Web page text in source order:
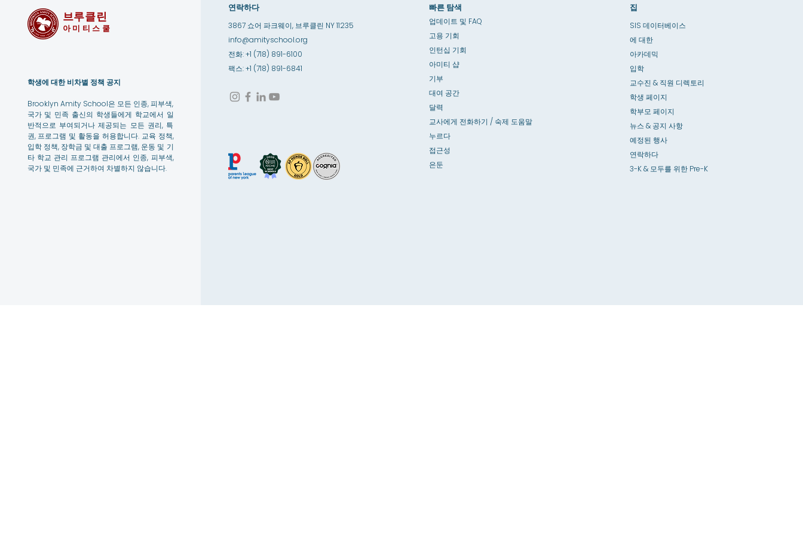
브루클린
아미티스쿨
학생에 대한 비차별 정책 공지
Brooklyn Amity School은 모든 인종, 피부색,
국가 및 민족 출신의 학생들에게 학교에서 일
반적으로 부여되거나 제공되는 모든 권리, 특
권, 프로그램 및 활동을 허용합니다. 교육 정책,
입학 정책, 장학금 및 대출 프로그램, 운동 및 기
타 학교 관리 프로그램 관리에서 인종, 피부색,
국가 및 민족에 근거하여 차별하지 않습니다.
연락하다
3867 쇼어 파크웨이, 브루클린 NY 11235
info@amityschool.org
전화: +1 (718) 891-6100
팩스: +1 (718) 891-6841
빠른 탐색
업데이트 및 FAQ
고용 기회
인턴십 기회
아미티 샵
기부
대여 공간
달력
교사에게 전화하기 / 숙제 도움말
누르다
접근성
은둔
집
SIS 데이터베이스
에 대한
아카데믹
입학
교수진 & 직원 디렉토리
학생 페이지
학부모 페이지
뉴스 & 공지 사항
예정된 행사
연락하다
3-K & 모두를 위한 Pre-K